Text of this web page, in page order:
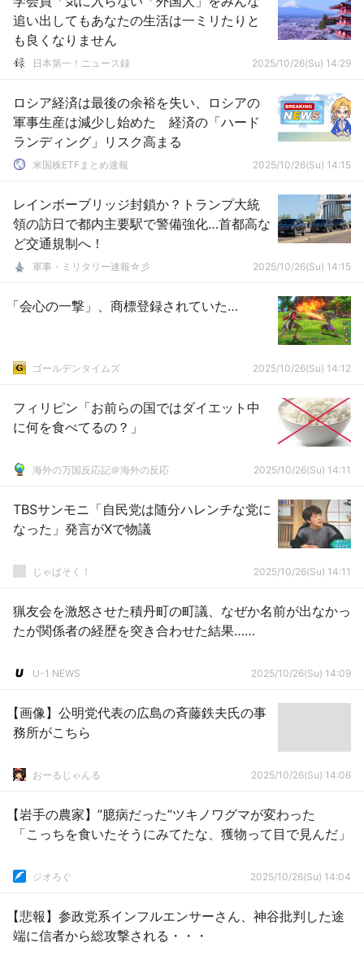
追い出してもあなたの生活は一ミリたりと
も良くなりません
日本第一！ニュース録 2025/10/26(Su) 14:29
ロシア経済は最後の余裕を失い、ロシアの
軍事生産は減少し始めた 経済の「ハード
ランディング」リスク高まる
米国株ETFまとめ速報 2025/10/26(Su) 14:15
レインボーブリッジ封鎖か？トランプ大統
領の訪日で都内主要駅で警備強化…首都高な
ど交通規制へ！
軍事・ミリタリー速報☆彡 2025/10/26(Su) 14:15
「会心の一撃」、商標登録されていた…
ゴールデンタイムズ 2025/10/26(Su) 14:12
フィリピン「お前らの国ではダイエット中
に何を食べてるの？」
海外の万国反応記＠海外の反応 2025/10/26(Su) 14:11
TBSサンモニ「自民党は随分ハレンチな党に
なった」発言がXで物議
じゃぱそく！ 2025/10/26(Su) 14:11
猟友会を激怒させた積丹町の町議、なぜか名前が出なかっ
たが関係者の経歴を突き合わせた結果……
U-1 NEWS 2025/10/26(Su) 14:09
【画像】公明党代表の広島の斉藤鉄夫氏の事
務所がこちら
おーるじゃんる 2025/10/26(Su) 14:06
【岩手の農家】”臆病だった”ツキノワグマが変わった
「こっちを食いたそうにみてたな、獲物って目で見んだ」
ジオろぐ 2025/10/26(Su) 14:04
【悲報】参政党系インフルエンサーさん、神谷批判した途
端に信者から総攻撃される・・・